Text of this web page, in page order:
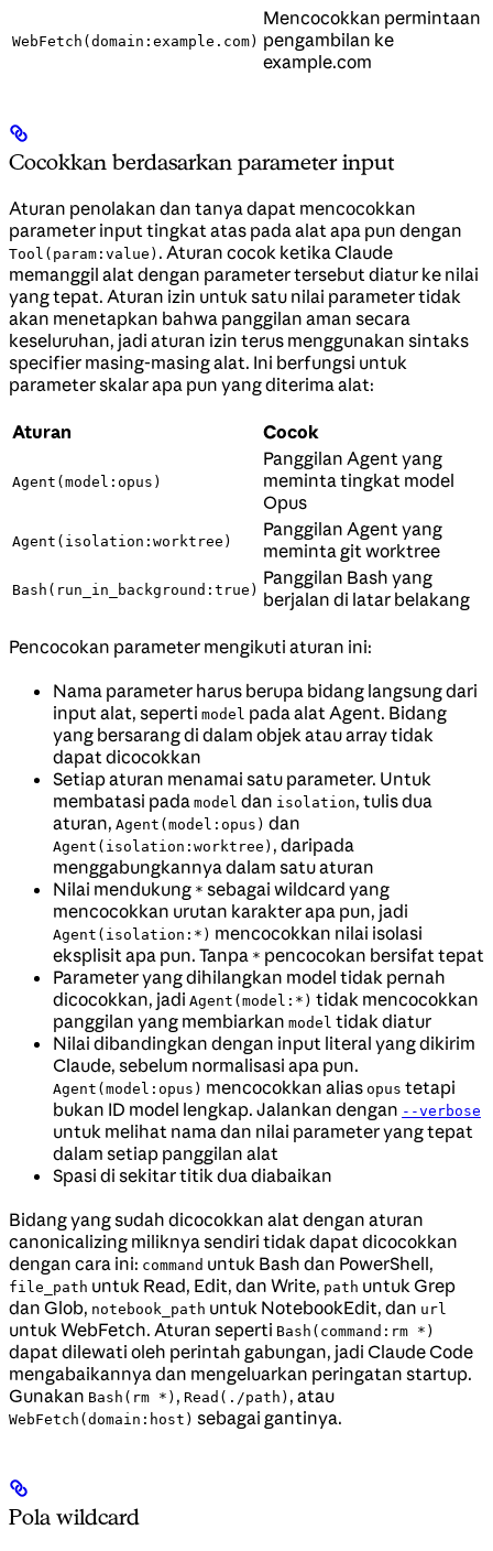
WebFetch(domain:example.com)
Mencocokkan permintaan
pengambilan ke
example.com
Cocokkan berdasarkan parameter input
Aturan penolakan dan tanya dapat mencocokkan
parameter input tingkat atas pada alat apa pun dengan
Tool(param:value) . Aturan cocok ketika Claude
memanggil alat dengan parameter tersebut diatur ke nilai
yang tepat. Aturan izin untuk satu nilai parameter tidak
akan menetapkan bahwa panggilan aman secara
keseluruhan, jadi aturan izin terus menggunakan sintaks
specifier masing-masing alat. Ini berfungsi untuk
parameter skalar apa pun yang diterima alat:
Aturan Cocok
Agent(model:opus)
Panggilan Agent yang
meminta tingkat model
Opus
Agent(isolation:worktree)
Panggilan Agent yang
meminta git worktree
Bash(run_in_background:true)
Panggilan Bash yang
berjalan di latar belakang
Pencocokan parameter mengikuti aturan ini:
Nama parameter harus berupa bidang langsung dari
input alat, seperti model pada alat Agent. Bidang
yang bersarang di dalam objek atau array tidak
dapat dicocokkan
Setiap aturan menamai satu parameter. Untuk
membatasi pada model dan isolation, tulis dua
aturan, Agent(model:opus) dan
Agent(isolation:worktree) , daripada
menggabungkannya dalam satu aturan
Nilai mendukung * sebagai wildcard yang
mencocokkan urutan karakter apa pun, jadi
Agent(isolation:*) mencocokkan nilai isolasi
eksplisit apa pun. Tanpa * pencocokan bersifat tepat
Parameter yang dihilangkan model tidak pernah
dicocokkan, jadi Agent(model:*) tidak mencocokkan
panggilan yang membiarkan model tidak diatur
Nilai dibandingkan dengan input literal yang dikirim
Claude, sebelum normalisasi apa pun.
Agent(model:opus) mencocokkan alias opus tetapi
bukan ID model lengkap. Jalankan dengan --verbose
untuk melihat nama dan nilai parameter yang tepat
dalam setiap panggilan alat
Spasi di sekitar titik dua diabaikan
Bidang yang sudah dicocokkan alat dengan aturan
canonicalizing miliknya sendiri tidak dapat dicocokkan
dengan cara ini: command untuk Bash dan PowerShell,
file_path untuk Read, Edit, dan Write, path untuk Grep
dan Glob, notebook_path untuk NotebookEdit, dan url
untuk WebFetch. Aturan seperti Bash(command:rm *)
dapat dilewati oleh perintah gabungan, jadi Claude Code
mengabaikannya dan mengeluarkan peringatan startup.
Gunakan Bash(rm *) , Read(./path) , atau
WebFetch(domain:host) sebagai gantinya.
Pola wildcard